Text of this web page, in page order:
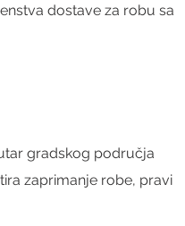
dostave za robu sa
gradskog područja
zaprimanje robe, pravi